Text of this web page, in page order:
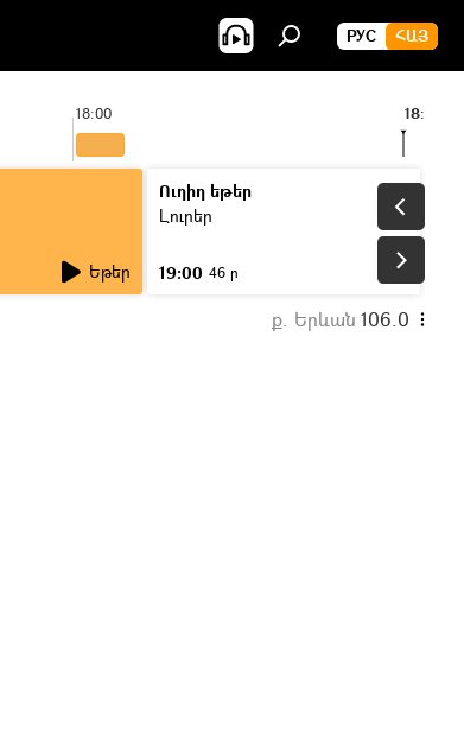
РУС ՀԱՅ
18:00 18:55
Եթեր
Ուղիղ եթեր
Լուրեր
19:00 46 ր
ք. Երևան 106.0